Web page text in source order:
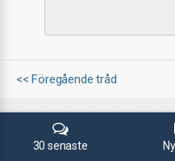
<< Föregående tråd
30 senaste